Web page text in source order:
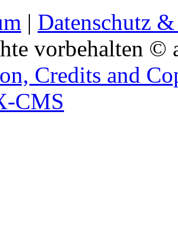
| Datenschutz
vorbehalten ©
Credits and
CMS